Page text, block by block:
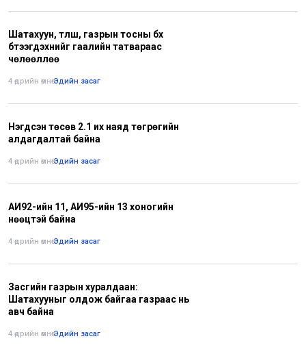
Шатахуун, түлш, газрын тосны бүх
бүтээгдэхүүнийг гаалийн татвараас
чөлөөллөө
4 өдрийн өмнө•Эдийн засаг
Нэгдсэн төсөв 2.1 их наяд төгрөгийн
алдагдалтай байна
4 өдрийн өмнө•Эдийн засаг
АИ92-ийн 11, АИ95-ийн 13 хоногийн
нөөцтэй байна
4 өдрийн өмнө•Эдийн засаг
Засгийн газрын хуралдаан:
Шатахууныг олдож байгаа газраас нь
авч байна
4 өдрийн өмнө•Эдийн засаг